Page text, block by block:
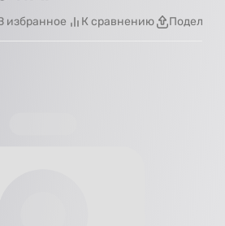
избранное К сравнению